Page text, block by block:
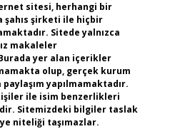
sitesi, herhangi bir
şahıs şirketi ile hiçbir
Sitede yalnızca
makaleler
yer alan içerikler
olup, gerçek kurum
yapılmamaktadır.
ile isim benzerlikleri
Sitemizdeki bilgiler taslak
niteliği taşımazlar.